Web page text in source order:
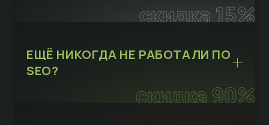
скидка 15%
скидка 90%
ЕЩЁ НИКОГДА НЕ РАБОТАЛИ ПО
SEO?